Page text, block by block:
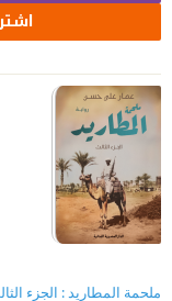
ملحمة المطاريد : الجزء